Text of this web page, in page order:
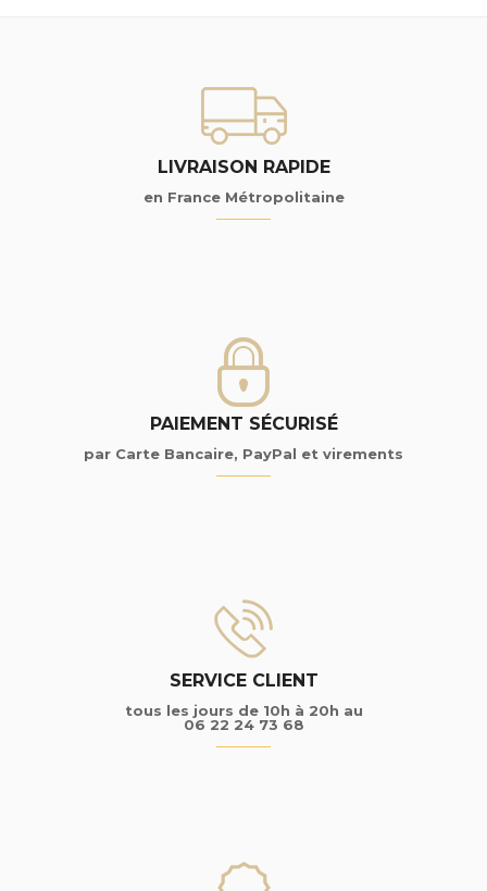
LIVRAISON RAPIDE
en France Métropolitaine
PAIEMENT SÉCURISÉ
par Carte Bancaire, PayPal et virements
SERVICE CLIENT
tous les jours de 10h à 20h au
06 22 24 73 68